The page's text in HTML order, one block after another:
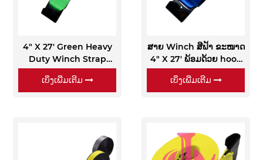
4" X 27' Green Heavy
Duty Winch Strap
with Flat Hook
ເບິ່ງເພີ່ມເຕີມ
ສາຍ Winch ສີຟ້າ ຂະໜາດ
4" X 27' ພ້ອມດ້ວຍ hook
ແປ
ເບິ່ງເພີ່ມເຕີມ